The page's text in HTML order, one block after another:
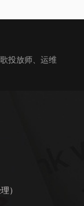
投放师、运维
）